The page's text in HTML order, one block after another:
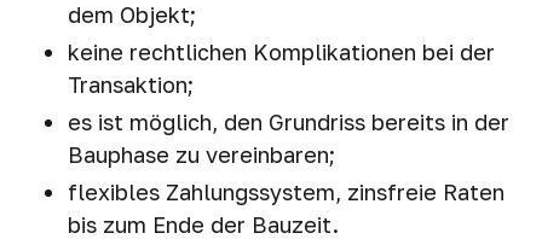
dem Objekt;
keine rechtlichen Komplikationen bei der
Transaktion;
es ist möglich, den Grundriss bereits in der
Bauphase zu vereinbaren;
flexibles Zahlungssystem, zinsfreie Raten
bis zum Ende der Bauzeit.